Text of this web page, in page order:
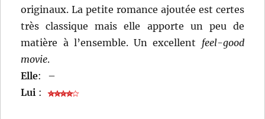
originaux. La petite romance ajoutée est certes
très classique mais elle apporte un peu de
matière à l’ensemble. Un excellent feel-good
movie.
Elle:
–
Lui :